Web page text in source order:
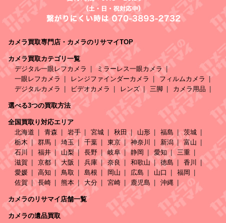
カメラ買取専門店・カメラのリサマイTOP
カメラ買取カテゴリ一覧
デジタル一眼レフカメラ
ミラーレス一眼カメラ
一眼レフカメラ
レンジファインダーカメラ
フィルムカメラ
デジタルカメラ
ビデオカメラ レンズ 三脚 カメラ用品
選べる3つの買取方法
全国買取り対応エリア
北海道
青森 岩手 宮城 秋田 山形 福島
茨城
栃木
群馬 埼玉 千葉 東京 神奈川 新潟
富山
石川
福井 山梨 長野 岐阜 静岡 愛知
三重
滋賀
京都 大阪 兵庫 奈良 和歌山 徳島
香川
愛媛
高知 鳥取 島根 岡山 広島 山口
福岡
佐賀
長崎 熊本 大分 宮崎 鹿児島 沖縄
カメラのリサマイ店舗一覧
カメラの遺品買取